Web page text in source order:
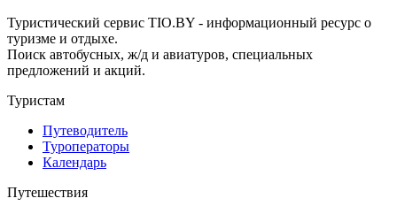
Туристический сервис TIO.BY - информационный ресурс о
туризме и отдыхе.
Поиск автобусных, ж/д и авиатуров, специальных
предложений и акций.
Туристам
Путеводитель
Туроператоры
Календарь
Путешествия